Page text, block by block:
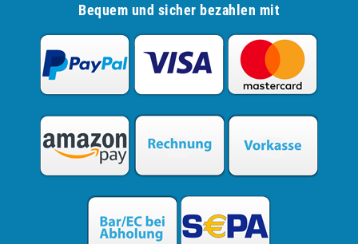
Bequem und sicher bezahlen mit